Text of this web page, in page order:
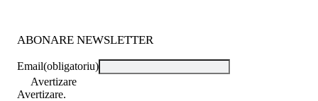
ABONARE NEWSLETTER
Email(obligatoriu)
Avertizare
Avertizare.